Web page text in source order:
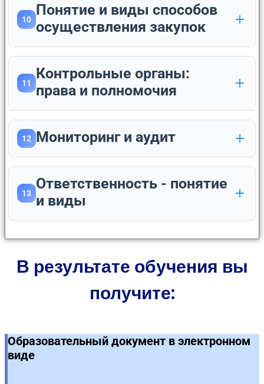
10
Понятие и виды способов
осуществления закупок
11
Контрольные органы:
права и полномочия
12 Мониторинг и аудит
13
Ответственность - понятие
и виды
В результате обучения вы
получите:
Образовательный документ в электронном
виде